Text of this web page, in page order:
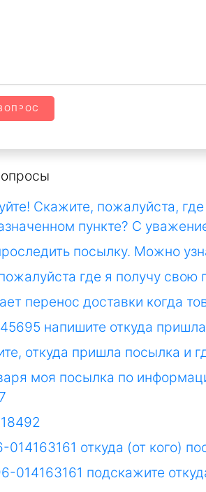
Скажите, пожалуйста,
пункте? С
посылку. Можно
где я получу
перенос доставки когда
напишите откуда
откуда пришла посылка и
моя посылка по
014163161 откуда (от кого)
014163161 подскажите